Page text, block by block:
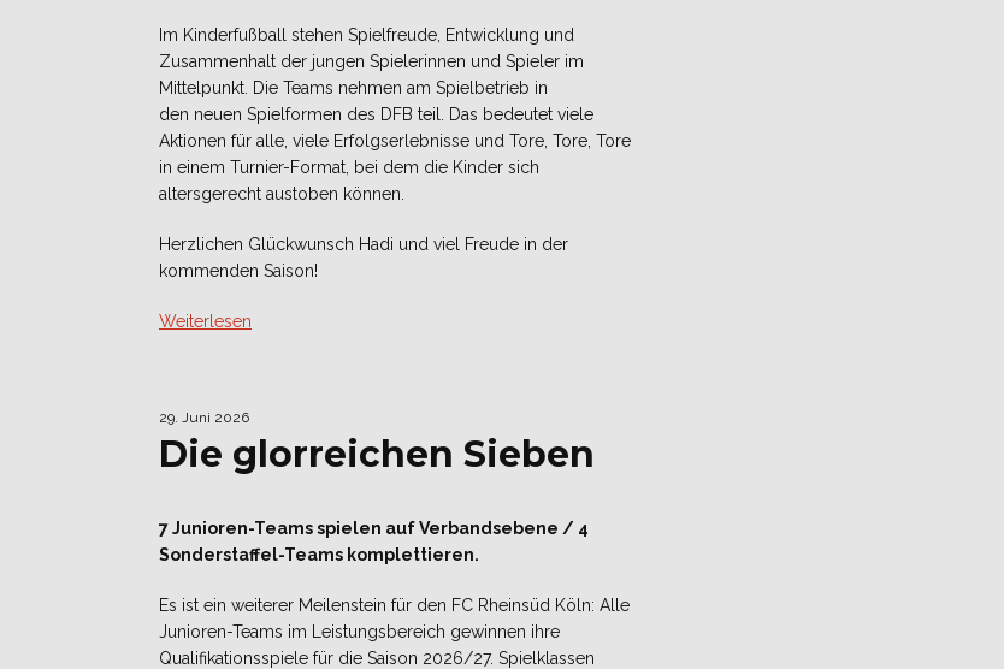
Im Kinderfußball stehen Spielfreude, Entwicklung und
Zusammenhalt der jungen Spielerinnen und Spieler im
Mittelpunkt. Die Teams nehmen am Spielbetrieb in
den neuen Spielformen des DFB teil. Das bedeutet viele
Aktionen für alle, viele Erfolgserlebnisse und Tore, Tore, Tore
in einem Turnier-Format, bei dem die Kinder sich
altersgerecht austoben können.
Herzlichen Glückwunsch Hadi und viel Freude in der
kommenden Saison!
Weiterlesen
29. Juni 2026
Die glorreichen Sieben
7 Junioren-Teams spielen auf Verbandsebene / 4
Sonderstaffel-Teams komplettieren.
Es ist ein weiterer Meilenstein für den FC Rheinsüd Köln: Alle
Junioren-Teams im Leistungsbereich gewinnen ihre
Qualifikationsspiele für die Saison 2026/27. Spielklassen